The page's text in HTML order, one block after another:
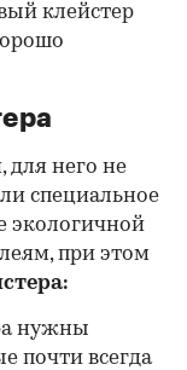
клейстер
для него не
специальное
экологичной
при этом
нужны
почти всегда